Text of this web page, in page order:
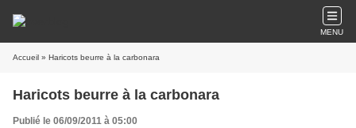
MENU
Accueil » Haricots beurre à la carbonara
Haricots beurre à la carbonara
Publié le 06/09/2011 à 05:00